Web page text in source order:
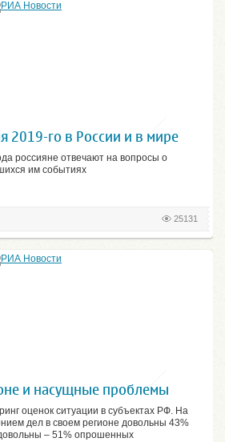
2019-го в России и в мире
россияне отвечают на вопросы о
им событиях
25131
и насущные проблемы
оценок ситуации в субъектах РФ. На
дел в своем регионе довольны 43%
– 51% опрошенных